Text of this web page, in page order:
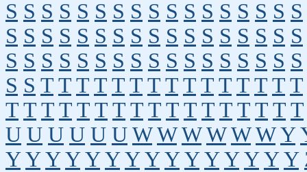
S S S S S S S S S S S S S S S S S
S S S S S S S S S S S S S S S S S
S S S S S S S S S S S S S S S S S
S S T T T T T T T T T T T T T T T
T T T T T T T T T T T T T T T T T
U U U U U U W W W W W W Y
Y Y Y Y Y Y Y Y Y Y Y Y Y Y Y